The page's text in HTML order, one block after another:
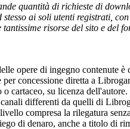
quantità di richieste di
ai soli utenti registrati,
tantissime risorse del sito e
opere di ingegno contenute
per concessione diretta a
cartaceo, su licenza
differenti da quelli di
compresa la rilegatura
di denaro, anche a titolo di